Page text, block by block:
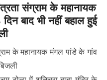
संग्राम के महानायक
बाद भी नहीं बहाल हुई
के महानायक मंगल पांडे के गांव